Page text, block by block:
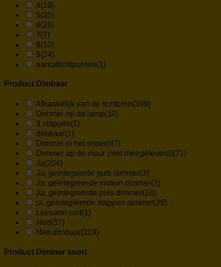
4(19)
5(35)
6(26)
7(7)
8(10)
9(24)
aantallichtpunten(1)
Product Dimbaar
Afhankelijk van de lichtbron(309)
Dimmer op de lamp(10)
3 stappen(1)
dimbaar(1)
Dimmer in het snoer(97)
Dimmer op de muur (niet meegeleverd)(71)
Ja(204)
Ja, geïntegeerde puls dimmer(3)
Ja, geintegreerde motion dimmer(2)
Ja, geïntegreerde puls dimmer(18)
ja, geïntegreerde stappen dimmer(28)
Leesarm niet(1)
Nee(37)
Niet dimbaar(119)
Product Dimmer soort